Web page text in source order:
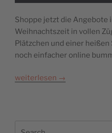
Shoppe jetzt die Angebote
Weihnachtszeit in vollen
Plätzchen und einer
noch einfacher online
weiterlesen →